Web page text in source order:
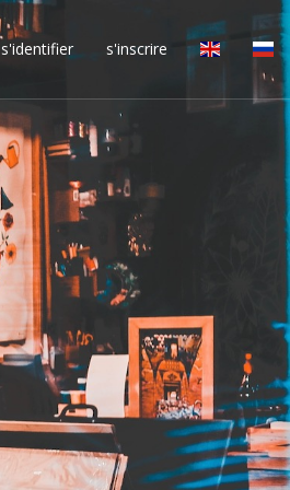
s'identifier s'inscrire